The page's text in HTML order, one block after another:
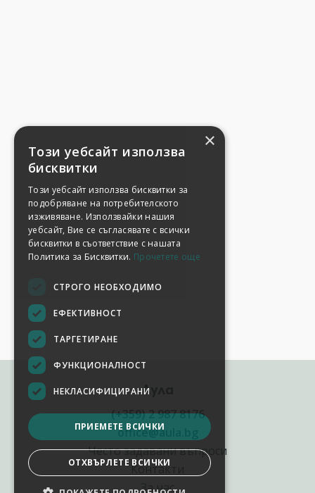
Аула
(+359) 2 987 8176
office@aula.bg
Често задавани въпроси
Контакти
За нас
×
Този уебсайт използва
бисквитки
Този уебсайт използва бисквитки за
подобряване на потребителското
изживяване. Използвайки нашия
уебсайт, Вие се съгласявате с всички
бисквитки в съответствие с нашата
Политика за Бисквитки. Прочетете още
СТРОГО НЕОБХОДИМО
ЕФЕКТИВНОСТ
ТАРГЕТИРАНЕ
ФУНКЦИОНАЛНОСТ
НЕКЛАСИФИЦИРАНИ
ПРИЕМЕТЕ ВСИЧКИ
ОТХВЪРЛЕТЕ ВСИЧКИ